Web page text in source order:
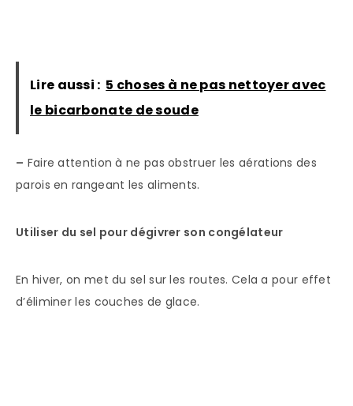
Lire aussi : 5 choses à ne pas nettoyer avec
le bicarbonate de soude
– Faire attention à ne pas obstruer les aérations des
parois en rangeant les aliments.
Utiliser du sel pour dégivrer son congélateur
En hiver, on met du sel sur les routes. Cela a pour effet
d’éliminer les couches de glace.